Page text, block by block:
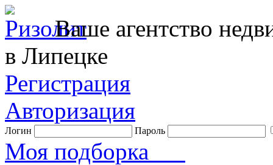
Ваше агентство
в Липецке
Регистрация
Авторизация
Логин Пароль
Моя подборка